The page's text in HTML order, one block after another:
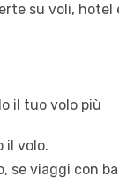
su voli, hotel
il tuo volo più
il volo.
se viaggi con